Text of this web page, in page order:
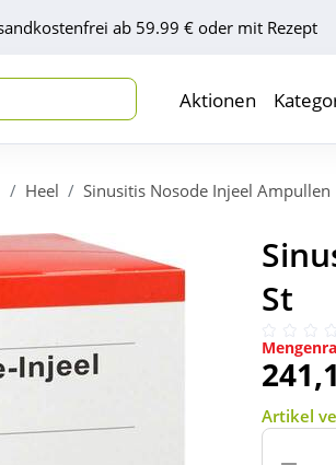
ab 59.99 € oder mit Rezept
Aktionen
Heel Sinusitis Nosode Injeel Ampullen
St
Artikel